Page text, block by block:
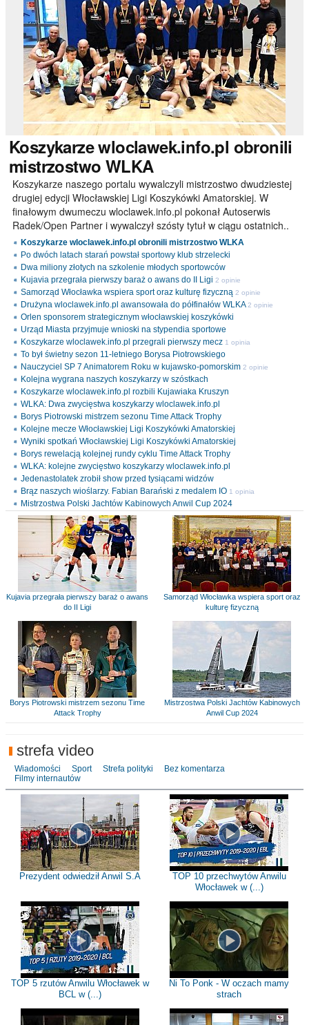
Koszykarzewloclawek.info.pl obronili
mistrzostwo WLKA
Koszykarze naszego portalu wywalczyli mistrzostwo dwudziestej
drugiej edycji Włocławskiej Ligi Koszykówki Amatorskiej. W
finałowym dwumeczu wloclawek.info.pl pokonał Autoserwis
Radek/Open Partner i wywalczył szósty tytuł w ciągu ostatnich..
Koszykarze wloclawek.info.pl obronili mistrzostwo WLKA
Po dwóch latach starań powstał sportowy klub strzelecki
Dwa miliony złotych na szkolenie młodych sportowców
Kujavia przegrała pierwszy baraż o awans do II Ligi 2 opinie
Samorząd Włocławka wspiera sport oraz kulturę fizyczną 2 opinie
Drużyna wloclawek.info.pl awansowała do półfinałów WLKA 2 opinie
Orlen sponsorem strategicznym włocławskiej koszykówki
Urząd Miasta przyjmuje wnioski na stypendia sportowe
Koszykarze wloclawek.info.pl przegrali pierwszy mecz 1 opinia
To był świetny sezon 11-letniego Borysa Piotrowskiego
Nauczyciel SP 7 Animatorem Roku w kujawsko-pomorskim 2 opinie
Kolejna wygrana naszych koszykarzy w szóstkach
Koszykarze wloclawek.info.pl rozbili Kujawiaka Kruszyn
WLKA: Dwa zwycięstwa koszykarzy wloclawek.info.pl
Borys Piotrowski mistrzem sezonu Time Attack Trophy
Kolejne mecze Włocławskiej Ligi Koszykówki Amatorskiej
Wyniki spotkań Włocławskiej Ligi Koszykówki Amatorskiej
Borys rewelacją kolejnej rundy cyklu Time Attack Trophy
WLKA: kolejne zwycięstwo koszykarzy wloclawek.info.pl
Jedenastolatek zrobił show przed tysiącami widzów
Brąz naszych wioślarzy. Fabian Barański z medalem IO 1 opinia
Mistrzostwa Polski Jachtów Kabinowych Anwil Cup 2024
Kujavia przegrała pierwszy baraż o awans
do II Ligi
Samorząd Włocławka wspiera sport oraz
kulturę fizyczną
Borys Piotrowski mistrzem sezonu Time
Attack Trophy
Mistrzostwa Polski Jachtów Kabinowych
Anwil Cup 2024
strefa video
Wiadomości Sport Strefa polityki
Bez komentarza
Filmy internautów
Prezydent odwiedził Anwil S.A
TOP 10 przechwytów Anwilu
Włocławek w (...)
TOP 5 rzutów Anwilu Włocławek w
BCL w (...)
Ni To Ponk - W oczach mamy
strach